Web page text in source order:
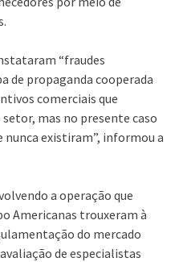
“fraudes
de propaganda cooperada
comerciais que
mas no presente caso
nunca existiram”, informou a
a operação que
Americanas trouxeram à
do mercado
de especialistas